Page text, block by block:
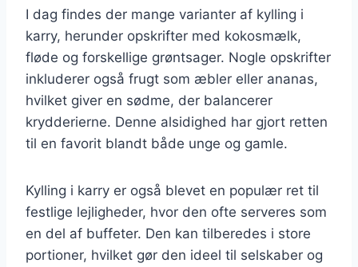
I dag findes der mange varianter af kylling i
karry, herunder opskrifter med kokosmælk,
fløde og forskellige grøntsager. Nogle opskrifter
inkluderer også frugt som æbler eller ananas,
hvilket giver en sødme, der balancerer
krydderierne. Denne alsidighed har gjort retten
til en favorit blandt både unge og gamle.
Kylling i karry er også blevet en populær ret til
festlige lejligheder, hvor den ofte serveres som
en del af buffeter. Den kan tilberedes i store
portioner, hvilket gør den ideel til selskaber og